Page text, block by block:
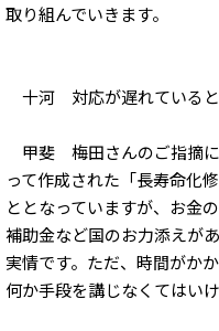
取り組んでいきます。
十河 対応が遅れていると
甲斐 梅田さんのご指摘に
って作成された「長寿命化
ととなっていますが、お金
補助金など国のお力添えが
実情です。ただ、時間がか
何か手段を講じなくてはい